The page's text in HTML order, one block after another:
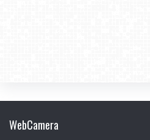
WebCamera